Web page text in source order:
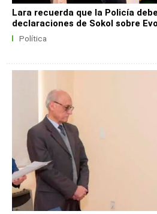
Lara recuerda que la Policía
declaraciones de Sokol sobre
Política